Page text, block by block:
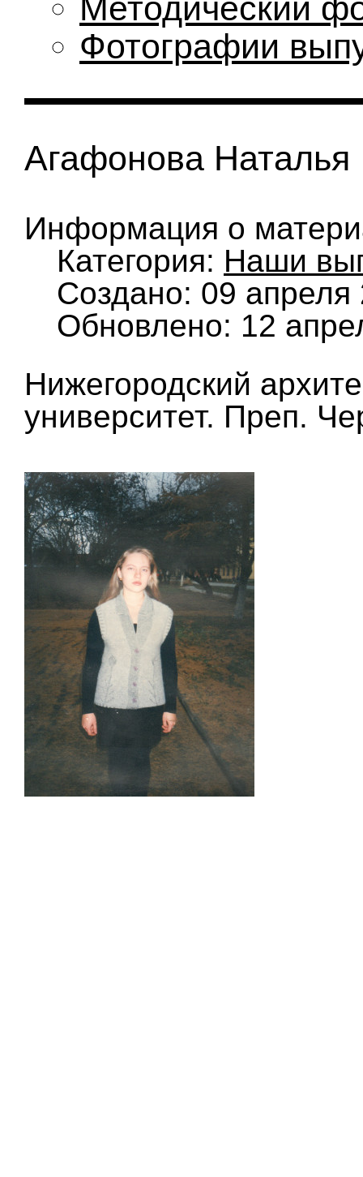
Методический
Фотографии
Агафонова Наталья
Информация о
Категория: Наши
Создано: 09 апреля
Обновлено: 12
Нижегородский
университет. Преп.